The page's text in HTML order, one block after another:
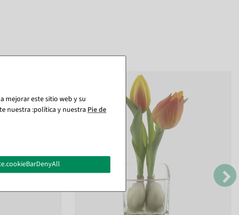
mejorar este sitio web y su
nuestra :política y nuestra Pie de